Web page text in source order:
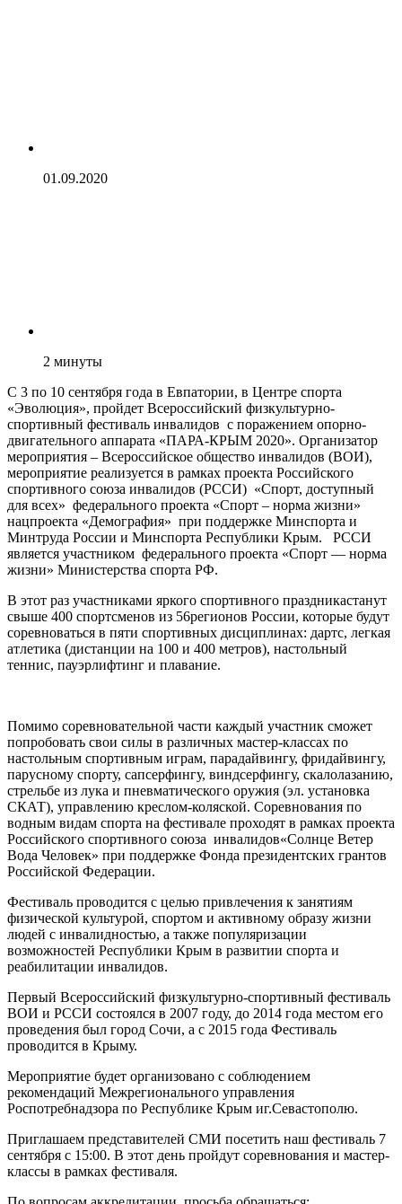
01.09.2020
2 минуты
С 3 по 10 сентября года в Евпатории, в Центре спорта
«Эволюция», пройдет Всероссийский физкультурно-
спортивный фестиваль инвалидов с поражением опорно-
двигательного аппарата «ПАРА-КРЫМ 2020». Организатор
мероприятия – Всероссийское общество инвалидов (ВОИ),
мероприятие реализуется в рамках проекта Российского
спортивного союза инвалидов (РССИ) «Спорт, доступный
для всех» федерального проекта «Спорт – норма жизни»
нацпроекта «Демография» при поддержке Минспорта и
Минтруда России и Минспорта Республики Крым. РССИ
является участником федерального проекта «Спорт — норма
жизни» Министерства спорта РФ.
В этот раз участниками яркого спортивного праздникастанут
свыше 400 спортсменов из 56регионов России, которые будут
соревноваться в пяти спортивных дисциплинах: дартс, легкая
атлетика (дистанции на 100 и 400 метров), настольный
теннис, пауэрлифтинг и плавание.
Помимо соревновательной части каждый участник сможет
попробовать свои силы в различных мастер-классах по
настольным спортивным играм, парадайвингу, фридайвингу,
парусному спорту, сапсерфингу, виндсерфингу, скалолазанию,
стрельбе из лука и пневматического оружия (эл. установка
СКАТ), управлению креслом-коляской. Соревнования по
водным видам спорта на фестивале проходят в рамках проекта
Российского спортивного союза инвалидов«Солнце Ветер
Вода Человек» при поддержке Фонда президентских грантов
Российской Федерации.
Фестиваль проводится с целью привлечения к занятиям
физической культурой, спортом и активному образу жизни
людей с инвалидностью, а также популяризации
возможностей Республики Крым в развитии спорта и
реабилитации инвалидов.
Первый Всероссийский физкультурно-спортивный фестиваль
ВОИ и РССИ состоялся в 2007 году, до 2014 года местом его
проведения был город Сочи, а с 2015 года Фестиваль
проводится в Крыму.
Мероприятие будет организовано с соблюдением
рекомендаций Межрегионального управления
Роспотребнадзора по Республике Крым иг.Севастополю.
Приглашаем представителей СМИ посетить наш фестиваль 7
сентября с 15:00. В этот день пройдут соревнования и мастер-
классы в рамках фестиваля.